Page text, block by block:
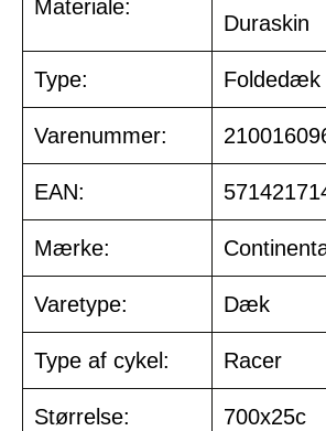
Materiale:
Duraskin
Type: Foldedæk
Varenummer:
EAN:
Mærke:
Varetype: Dæk
Type af cykel: Racer
Størrelse: 700x25c